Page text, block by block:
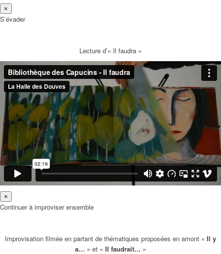
×
S’évader
Lecture d’« Il faudra »
×
Continuer à improviser ensemble
Improvisation filmée en partant de thématiques proposées en amont « Il y
a… » et « Il faudrait… »